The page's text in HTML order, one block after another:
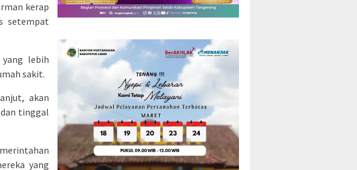
kerap
setempat
lebih
sakit.
akan
tinggal
yang